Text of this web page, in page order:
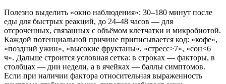
Полезно выделить «окно наблюдения»: 30–180 минут после
еды для быстрых реакций, до 24–48 часов — для
отсроченных, связанных с объёмом клетчатки и микробиотой.
Каждой потенциальной причине приписывается код: «кофе»,
«поздний ужин», «высокие фруктаны», «стресс>7», «сон<6
ч». Дальше строится условная сетка: в строках — факторы, в
столбцах — дни недели, а в ячейках — баллы симптомов.
Если при наличии фактора относительная выраженность